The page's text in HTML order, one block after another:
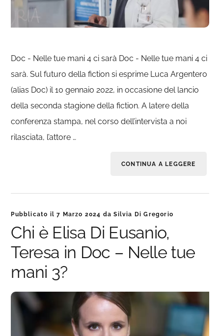
Doc - Nelle tue mani 4 ci sarà Doc - Nelle tue mani 4 ci
sarà. Sul futuro della fiction si esprime Luca Argentero
(alias Doc) il 10 gennaio 2022, in occasione del lancio
della seconda stagione della fiction. A latere della
conferenza stampa, nel corso dell’intervista a noi
rilasciata, l’attore …
CONTINUA A LEGGERE
Pubblicato il7 Marzo 2024 daSilvia Di Gregorio
Chi è Elisa Di Eusanio,
Teresa in Doc – Nelle tue
mani 3?